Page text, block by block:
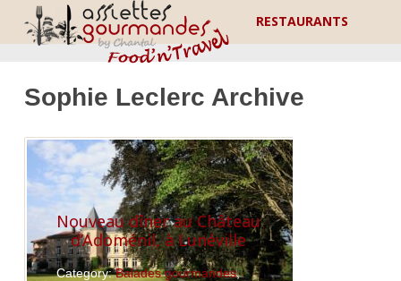
RESTAURANTS
Sophie Leclerc Archive
Nouveau dîner au Château
d’Adoménil, à Lunéville
Category:Balades gourmandes,